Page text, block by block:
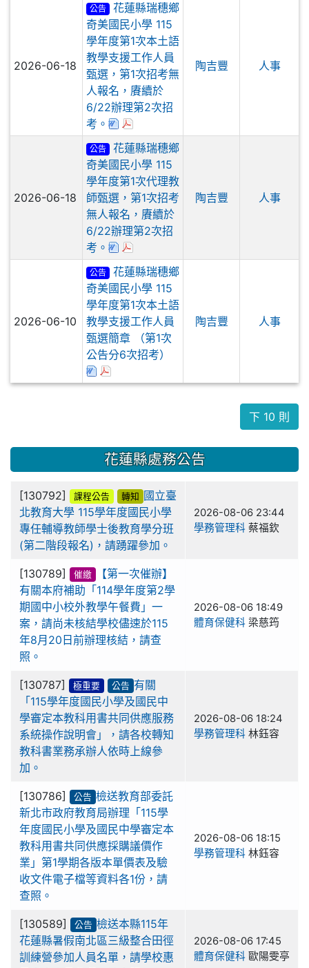
2026-06-18
公告
花蓮縣瑞穗鄉
奇美國民小學 115
學年度第1次本土語
教學支援工作人員
甄選，第1次招考無
人報名，賡續於
6/22辦理第2次招
考。
下載：花蓮縣奇美國小115學年度第1
陶吉豐 人事
2026-06-18
公告
花蓮縣瑞穗鄉
奇美國民小學 115
學年度第1次代理教
師甄選，第1次招考
無人報名，賡續於
6/22辦理第2次招
考。
下載：花蓮縣奇美國小115學年度第1
陶吉豐 人事
2026-06-10
公告
花蓮縣瑞穗鄉
奇美國民小學 115
學年度第1次本土語
教學支援工作人員
甄選簡章 （第1次
公告分6次招考）
下載：花蓮縣奇美國小115學年度第1次本
陶吉豐 人事
下 10 則
花蓮縣處務公告
[130792] 課程公告 轉知
國立臺
北教育大學 115學年度國民小學
專任輔導教師學士後教育學分班
(第二階段報名)，請踴躍參加。
2026-08-06 23:44
學務管理科 蔡福欽
[130789] 催繳
【第一次催辦】
有關本府補助「114學年度第2學
期國中小校外教學午餐費」一
案，請尚未核結學校儘速於115
年8月20日前辦理核結，請查
照。
2026-08-06 18:49
體育保健科 梁慈筠
[130787] 極重要 公告 有關
「115學年度國民小學及國民中
學審定本教科用書共同供應服務
系統操作說明會」，請各校轉知
教科書業務承辦人依時上線參
加。
2026-08-06 18:24
學務管理科 林鈺容
[130786] 公告 檢送教育部委託
新北市政府教育局辦理「115學
年度國民小學及國民中學審定本
教科用書共同供應採購議價作
業」第1學期各版本單價表及驗
收文件電子檔等資料各1份，請
查照。
2026-08-06 18:15
學務管理科 林鈺容
[130589] 公告 檢送本縣115年
花蓮縣暑假南北區三級整合田徑
訓練營參加人員名單，請學校惠
2026-08-06 17:45
體育保健科 歐陽雯亭